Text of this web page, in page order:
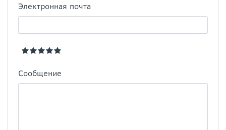
Электронная почта
Сообщение